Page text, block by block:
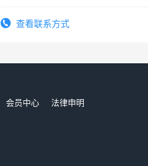
4500。查看联系方式
会员中心
法律申明